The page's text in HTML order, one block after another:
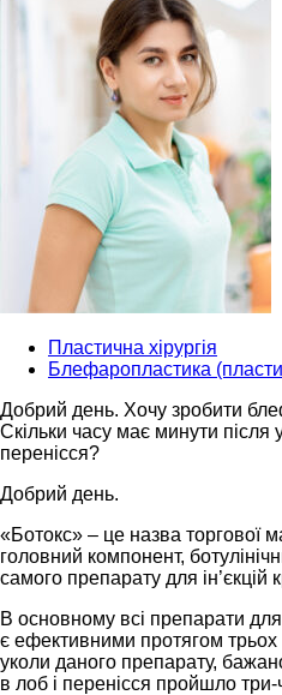
Пластична хірургія
Блефаропластика
Добрий день. Хочу зробити
Скільки часу має минути після
перенісся?
Добрий день.
«Ботокс» – це назва торгової
головний компонент,
самого препарату для ін’єкцій
В основному всі препарати для
є ефективними протягом
уколи даного препарату,
в лоб і перенісся пройшло три-